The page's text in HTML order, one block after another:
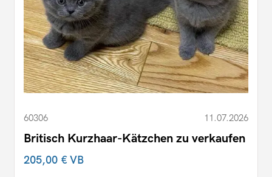
60306 11.07.2026
Britisch Kurzhaar-Kätzchen zu verkaufen
205,00 €VB